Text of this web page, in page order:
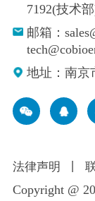
7192(技术
邮箱：
地址：南京
法律声明
Copyright @